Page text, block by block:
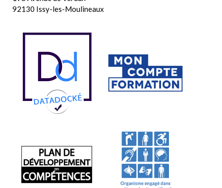
92130 Issy-les-Moulineaux